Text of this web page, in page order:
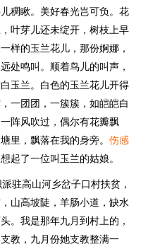
稠瞅。美好春光岂可负。花
叶芽儿还未绽开，树枝上早
样的玉兰花儿，那份婀娜，
处鸣叫。顺着鸟儿的叫声，
玉兰。白色的玉兰花儿开得
一团团，一簇簇，如皑皑白
阵风吹过，偶尔有花瓣飘
里，飘落在我的身旁。 伤感
起了一位叫玉兰的姑娘。
驻高山河乡岔子口村扶贫，
山高坡陡，羊肠小道，缺水
。我是那年九月到村上的，
教，九月份她支教整满一